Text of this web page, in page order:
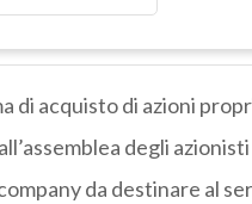
di acquisto di azioni
degli
da destinare al